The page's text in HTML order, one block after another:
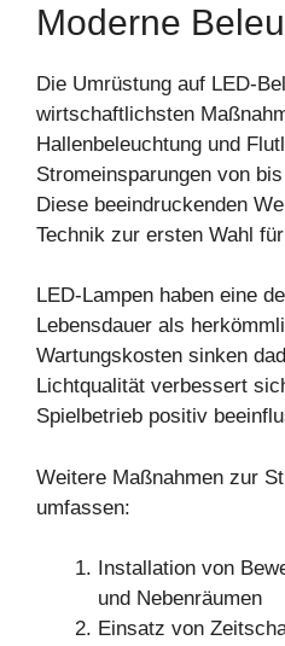
Moderne
Die Umrüstung auf LED-
wirtschaftlichsten
Hallenbeleuchtung und
Stromeinsparungen von
Diese beeindruckenden
Technik zur ersten Wahl
LED-Lampen haben eine
Lebensdauer als
Wartungskosten sinken
Lichtqualität verbessert
Spielbetrieb positiv
Weitere Maßnahmen zur
umfassen:
Installation von
und Nebenräumen
Einsatz von